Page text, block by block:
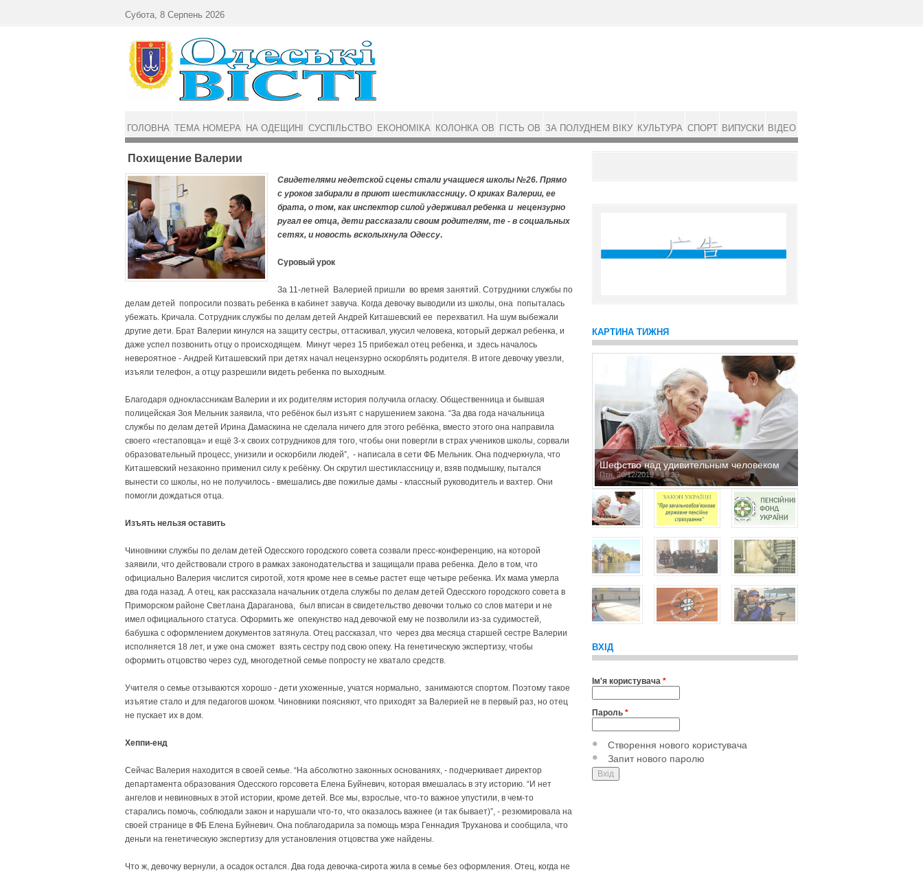
Похищение Валерии
Свидетелями недетской сцены стали учащиеся школы №26. Прямо
с уроков забирали в приют шестиклассницу. О криках Валерии, ее
брата, о том, как инспектор силой удерживал ребенка и нецензурно
ругал ее отца, дети рассказали своим родителям, те - в социальных
сетях, и новость всколыхнула Одессу.
Суровый урок
За 11-летней Валерией пришли во время занятий. Сотрудники службы по
делам детей попросили позвать ребенка в кабинет завуча. Когда девочку выводили из школы, она попыталась
убежать. Кричала. Сотрудник службы по делам детей Андрей Киташевский ее перехватил. На шум выбежали
другие дети. Брат Валерии кинулся на защиту сестры, оттаскивал, укусил человека, который держал ребенка, и
даже успел позвонить отцу о происходящем. Минут через 15 прибежал отец ребенка, и здесь началось
невероятное - Андрей Киташевский при детях начал нецензурно оскорблять родителя. В итоге девочку увезли,
изъяли телефон, а отцу разрешили видеть ребенка по выходным.
Благодаря одноклассникам Валерии и их родителям история получила огласку. Общественница и бывшая
полицейская Зоя Мельник заявила, что ребёнок был изъят с нарушением закона. “За два года начальница
службы по делам детей Ирина Дамаскина не сделала ничего для этого ребёнка, вместо этого она направила
своего «гестаповца» и ещё 3-х своих сотрудников для того, чтобы они повергли в страх учеников школы, сорвали
образовательный процесс, унизили и оскорбили людей”, - написала в сети ФБ Мельник. Она подчеркнула, что
Киташевский незаконно применил силу к ребёнку. Он скрутил шестиклассницу и, взяв подмышку, пытался
вынести со школы, но не получилось - вмешались две пожилые дамы - классный руководитель и вахтер. Они
помогли дождаться отца.
Изъять нельзя оставить
Чиновники службы по делам детей Одесского городского совета созвали пресс-конференцию, на которой
заявили, что действовали строго в рамках законодательства и защищали права ребенка. Дело в том, что
официально Валерия числится сиротой, хотя кроме нее в семье растет еще четыре ребенка. Их мама умерла
два года назад. А отец, как рассказала начальник отдела службы по делам детей Одесского городского совета в
Приморском районе Светлана Дараганова, был вписан в свидетельство девочки только со слов матери и не
имел официального статуса. Оформить же опекунство над девочкой ему не позволили из-за судимостей,
бабушка с оформлением документов затянула. Отец рассказал, что через два месяца старшей сестре Валерии
исполняется 18 лет, и уже она сможет взять сестру под свою опеку. На генетическую экспертизу, чтобы
оформить отцовство через суд, многодетной семье попросту не хватало средств.
Учителя о семье отзываются хорошо - дети ухоженные, учатся нормально, занимаются спортом. Поэтому такое
изъятие стало и для педагогов шоком. Чиновники поясняют, что приходят за Валерией не в первый раз, но отец
не пускает их в дом.
Хеппи-енд
Сейчас Валерия находится в своей семье. “На абсолютно законных основаниях, - подчеркивает директор
департамента образования Одесского горсовета Елена Буйневич, которая вмешалась в эту историю. “И нет
ангелов и невиновных в этой истории, кроме детей. Все мы, взрослые, что-то важное упустили, в чем-то
старались помочь, соблюдали закон и нарушали что-то, что оказалось важнее (и так бывает)”, - резюмировала на
своей странице в ФБ Елена Буйневич. Она поблагодарила за помощь мэра Геннадия Труханова и сообщила, что
деньги на генетическую экспертизу для установления отцовства уже найдены.
Что ж, девочку вернули, а осадок остался. Два года девочка-сирота жила в семье без оформления. Отец, когда не
КАРТИНА ТИЖНЯ
Шефство над удивительным человеком
Птн, 20/12/2019 - 16:29
ВХІД
Ім'я користувача *
Пароль *
Створення нового користувача
Запит нового паролю
Субота, 8 Серпень 2026
ГОЛОВНА ТЕМА НОМЕРА НА ОДЕЩИНІ СУСПІЛЬСТВО ЕКОНОМІКА КОЛОНКА ОВ ГІСТЬ ОВ ЗА ПОЛУДНЕМ ВІКУ КУЛЬТУРА СПОРТ ВИПУСКИ ВІДЕО